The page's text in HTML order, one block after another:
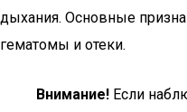
дыхания. Основные
гематомы и отеки.
Внимание! Если